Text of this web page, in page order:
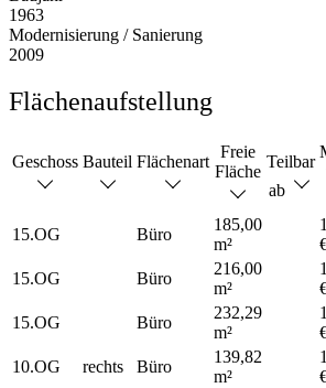
1963
Modernisierung / Sanierung
2009
Flächenaufstellung
Geschoss Bauteil Flächenart
Freie
Fläche
Teilbar
ab
15.OG Büro
185,00
m²
15.OG Büro
216,00
m²
15.OG Büro
232,29
m²
10.OG rechts Büro
139,82
m²